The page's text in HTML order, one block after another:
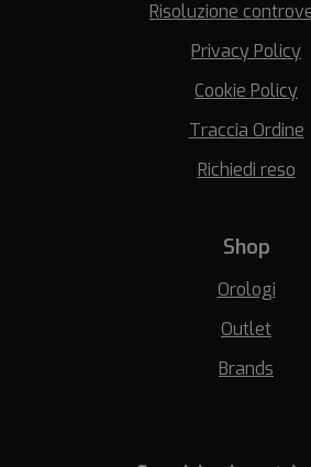
Risoluzione
Privacy Policy
Cookie Policy
Traccia Ordine
Richiedi reso
Shop
Orologi
Outlet
Brands